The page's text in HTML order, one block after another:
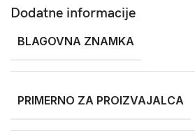
Dodatne informacije
BLAGOVNA ZNAMKA
PRIMERNO ZA PROIZVAJALCA